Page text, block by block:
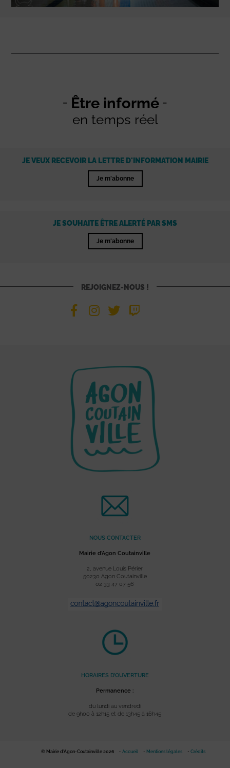
Être informé
en temps réel
JE VEUX RECEVOIR LA LETTRE D'INFORMATION MAIRIE
Je m'abonne
JE SOUHAITE ÊTRE ALERTÉ PAR SMS
Je m'abonne
REJOIGNEZ-NOUS !
NOUS CONTACTER
Mairie d’Agon Coutainville
2, avenue Louis Périer
50230 Agon Coutainville
02 33 47 07 56
HORAIRES D’OUVERTURE
Permanence :
du lundi au vendredi
de 9h00 à 12h15 et de 13h45 à 16h45
© Mairie d'Agon-Coutainville 2026 Accueil Mentions légales Crédits